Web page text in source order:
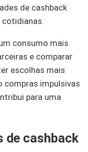
de cashback
cotidianas.
consumo mais
e comparar
escolhas mais
compras impulsivas
para uma
de cashback